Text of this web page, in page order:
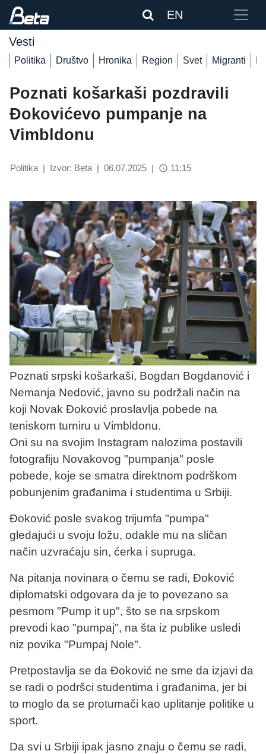
EN
Vesti
Politika Društvo Hronika Region Svet Migranti
Poznati košarkaši pozdravili
Đokovićevo pumpanje na
Vimbldonu
Politika | Izvor: Beta | 06.07.2025 | access_time 11:15
Poznati srpski košarkaši, Bogdan Bogdanović i
Nemanja Nedović, javno su podržali način na
koji Novak Đoković proslavlja pobede na
teniskom turniru u Vimbldonu.
Oni su na svojim Instagram nalozima postavili
fotografiju Novakovog "pumpanja" posle
pobede, koje se smatra direktnom podrškom
pobunjenim građanima i studentima u Srbiji.
Đoković posle svakog trijumfa "pumpa"
gledajući u svoju ložu, odakle mu na sličan
način uzvraćaju sin, ćerka i supruga.
Na pitanja novinara o čemu se radi, Đoković
diplomatski odgovara da je to povezano sa
pesmom "Pump it up", što se na srpskom
prevodi kao "pumpaj", na šta iz publike usledi
niz povika "Pumpaj Nole".
Pretpostavlja se da Đoković ne sme da izjavi da
se radi o podršci studentima i građanima, jer bi
to moglo da se protumači kao uplitanje politike u
sport.
Da svi u Srbiji ipak jasno znaju o čemu se radi,